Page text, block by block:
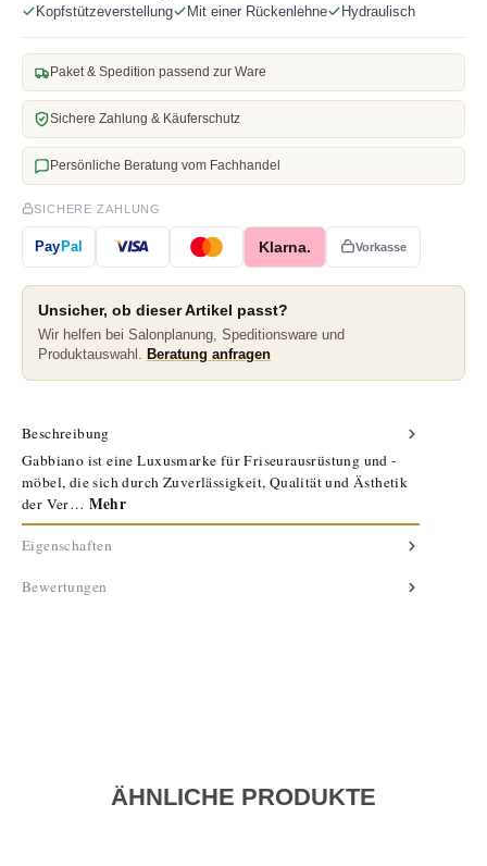
Kopfstützeverstellung
Mit einer Rückenlehne Hydraulisch
Paket & Spedition passend zur Ware
Sichere Zahlung & Käuferschutz
Persönliche Beratung vom Fachhandel
SICHERE ZAHLUNG
PayPal Klarna. Vorkasse
Unsicher, ob dieser Artikel passt?
Wir helfen bei Salonplanung, Speditionsware und
Produktauswahl.
Beratung anfragen
Beschreibung
Gabbiano ist eine Luxusmarke für Friseurausrüstung und -
möbel, die sich durch Zuverlässigkeit, Qualität und Ästhetik
der Ver… Mehr
Eigenschaften
Bewertungen
ÄHNLICHE PRODUKTE